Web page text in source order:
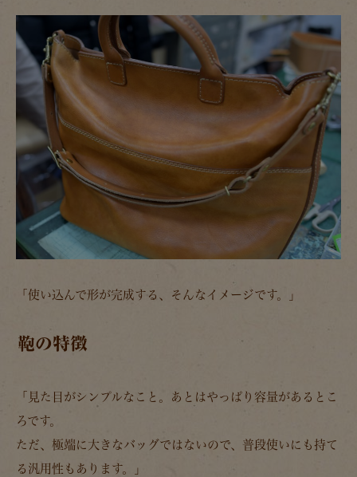
「使い込んで形が完成する、そんなイメージです。」
鞄の特徴
「見た目がシンプルなこと。あとはやっぱり容量があるとこ
ろです。
ただ、極端に大きなバッグではないので、普段使いにも持て
る汎用性もあります。」